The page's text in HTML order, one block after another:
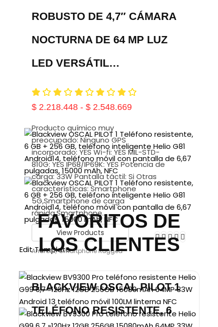
ROBUSTO DE 4,7″ CÁMARA
NOCTURNA DE 64 MP LUZ
LED VERSÁTIL…
$ 2.218.448 - $ 2.548.669
Producto químico muy
preocupado: Ninguno GPS
incorporado: YES Wi-fi: YES MIL-STD-
810G: YES IP68/IP69K: YES Potencia de
carga: 33W Pantalla táctil: Si Otras
características: Smartphone
5G,Smartphone de carga
rápida,Smartphone…
View Products
Edit Template
Android,Smartphone Rugged
BLACKVIEW OSCAL PILOT 1
TELÉFONO RESISTENTE, 6
FAVORITOS DE
LOS CLIENTES